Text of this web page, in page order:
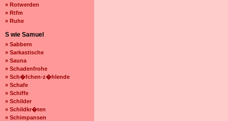
» Rotwerden
» Rtfm
» Ruhe
S wie Samuel
» Sabbern
» Sarkastische
» Sauna
» Schadenfrohe
» Sch�fchen-z�hlende
» Schafe
» Schiffe
» Schilder
» Schildkr�ten
» Schimpansen